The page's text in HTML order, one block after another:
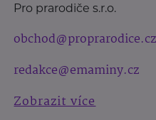
Pro prarodiče s.r.o.
obchod@proprarodice.cz
redakce@emaminy.cz
Zobrazit více